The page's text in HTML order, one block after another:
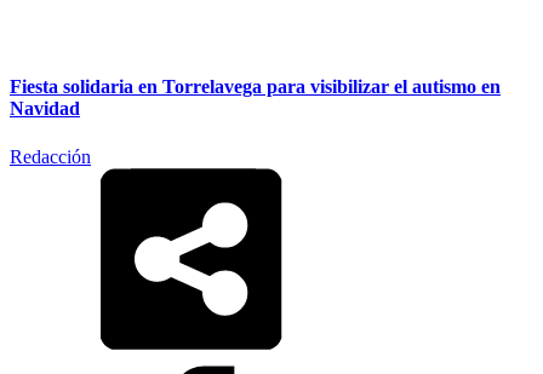
Fiesta solidaria en Torrelavega para visibilizar el autismo en
Navidad
Redacción